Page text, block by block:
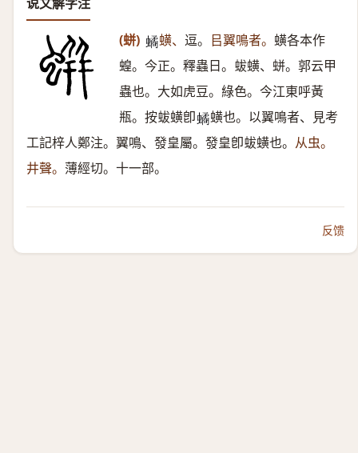
(蛢) 𧑐蟥、 逗。 㠯翼鳴者。 蟥各本作
蝗。今正。釋蟲日。蛂蟥、蛢。郭云甲
蟲也。大如虎豆。綠色。今江東呼黃
瓶。按蛂蟥卽𧑐蟥也。以翼鳴者、見考
工記梓人鄭注。翼鳴、發皇屬。發皇卽蛂蟥也。 从虫。
井聲。 薄經切。十一部。
反馈